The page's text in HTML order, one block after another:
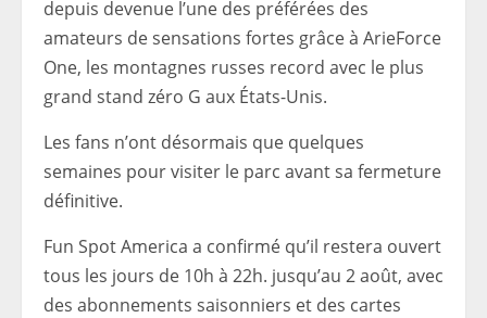
depuis devenue l’une des préférées des
amateurs de sensations fortes grâce à ArieForce
One, les montagnes russes record avec le plus
grand stand zéro G aux États-Unis.
Les fans n’ont désormais que quelques
semaines pour visiter le parc avant sa fermeture
définitive.
Fun Spot America a confirmé qu’il restera ouvert
tous les jours de 10h à 22h. jusqu’au 2 août, avec
des abonnements saisonniers et des cartes